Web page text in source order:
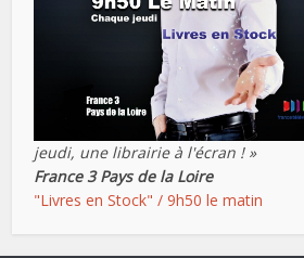
jeudi, une librairie à l'écran ! »
France 3 Pays de la Loire
"Livres en Stock" / 9h50 le matin